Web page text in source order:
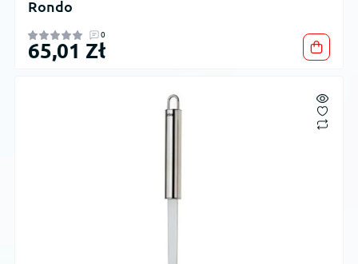
Rondo
0
65,01 Zł